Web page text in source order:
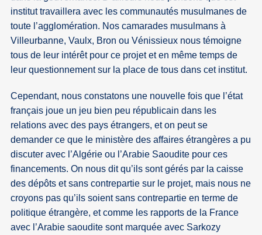
institut travaillera avec les communautés musulmanes de
toute l’agglomération. Nos camarades musulmans à
Villeurbanne, Vaulx, Bron ou Vénissieux nous témoigne
tous de leur intérêt pour ce projet et en même temps de
leur questionnement sur la place de tous dans cet institut.
Cependant, nous constatons une nouvelle fois que l’état
français joue un jeu bien peu républicain dans les
relations avec des pays étrangers, et on peut se
demander ce que le ministère des affaires étrangères a pu
discuter avec l’Algérie ou l’Arabie Saoudite pour ces
financements. On nous dit qu’ils sont gérés par la caisse
des dépôts et sans contrepartie sur le projet, mais nous ne
croyons pas qu’ils soient sans contrepartie en terme de
politique étrangère, et comme les rapports de la France
avec l’Arabie saoudite sont marquée avec Sarkozy